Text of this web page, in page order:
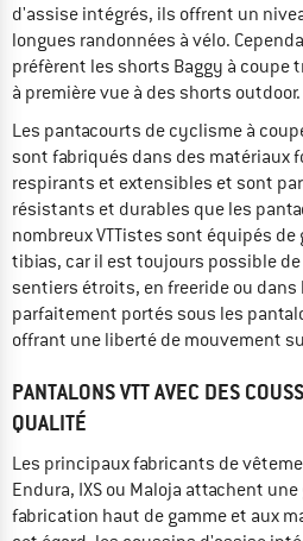
d'assise intégrés, ils offrent un
longues randonnées à vélo.
préfèrent les shorts Baggy à coupe
à première vue à des shorts outdoor.
Les pantacourts de cyclisme à
sont fabriqués dans des matériaux
respirants et extensibles et sont
résistants et durables que les
nombreux VTTistes sont équipés
tibias, car il est toujours possible
sentiers étroits, en freeride ou dans
parfaitement portés sous les
offrant une liberté de mouvement
PANTALONS VTT AVEC DES
QUALITÉ
Les principaux fabricants de
Endura, IXS ou Maloja attachent
fabrication haut de gamme et aux